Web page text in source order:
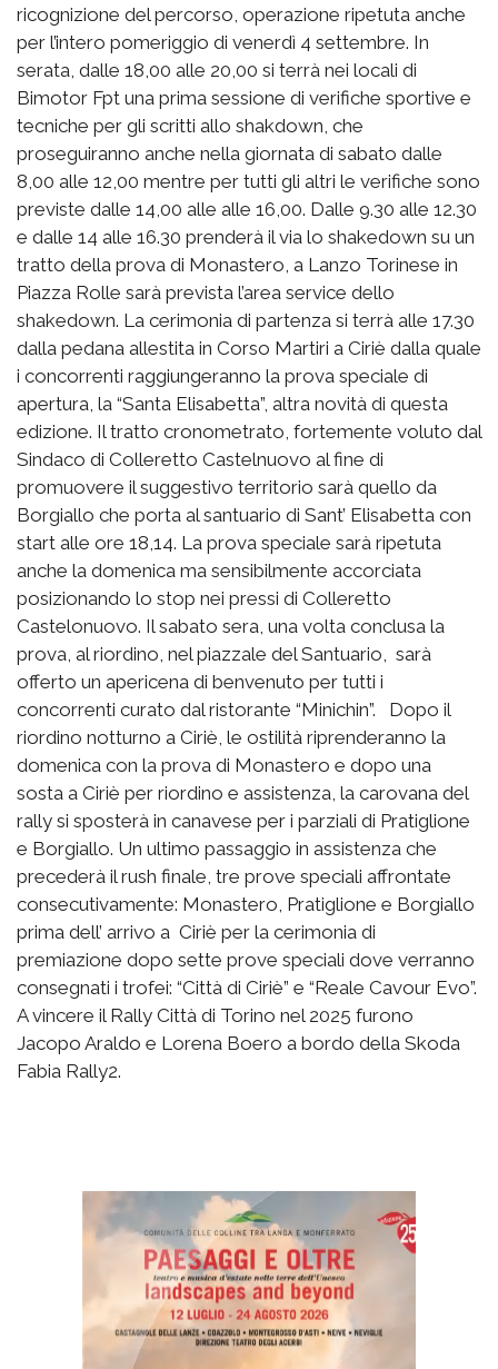
ricognizione del percorso, operazione ripetuta anche
per l’intero pomeriggio di venerdì 4 settembre. In
serata, dalle 18,00 alle 20,00 si terrà nei locali di
Bimotor Fpt una prima sessione di verifiche sportive e
tecniche per gli scritti allo shakdown, che
proseguiranno anche nella giornata di sabato dalle
8,00 alle 12,00 mentre per tutti gli altri le verifiche sono
previste dalle 14,00 alle alle 16,00. Dalle 9.30 alle 12.30
e dalle 14 alle 16.30 prenderà il via lo shakedown su un
tratto della prova di Monastero, a Lanzo Torinese in
Piazza Rolle sarà prevista l’area service dello
shakedown. La cerimonia di partenza si terrà alle 17.30
dalla pedana allestita in Corso Martiri a Ciriè dalla quale
i concorrenti raggiungeranno la prova speciale di
apertura, la “Santa Elisabetta”, altra novità di questa
edizione. Il tratto cronometrato, fortemente voluto dal
Sindaco di Colleretto Castelnuovo al fine di
promuovere il suggestivo territorio sarà quello da
Borgiallo che porta al santuario di Sant’ Elisabetta con
start alle ore 18,14. La prova speciale sarà ripetuta
anche la domenica ma sensibilmente accorciata
posizionando lo stop nei pressi di Colleretto
Castelonuovo. Il sabato sera, una volta conclusa la
prova, al riordino, nel piazzale del Santuario, sarà
offerto un apericena di benvenuto per tutti i
concorrenti curato dal ristorante “Minichin”. Dopo il
riordino notturno a Ciriè, le ostilità riprenderanno la
domenica con la prova di Monastero e dopo una
sosta a Ciriè per riordino e assistenza, la carovana del
rally si sposterà in canavese per i parziali di Pratiglione
e Borgiallo. Un ultimo passaggio in assistenza che
precederà il rush finale, tre prove speciali affrontate
consecutivamente: Monastero, Pratiglione e Borgiallo
prima dell’ arrivo a Ciriè per la cerimonia di
premiazione dopo sette prove speciali dove verranno
consegnati i trofei: “Città di Ciriè” e “Reale Cavour Evo”.
A vincere il Rally Città di Torino nel 2025 furono
Jacopo Araldo e Lorena Boero a bordo della Skoda
Fabia Rally2.